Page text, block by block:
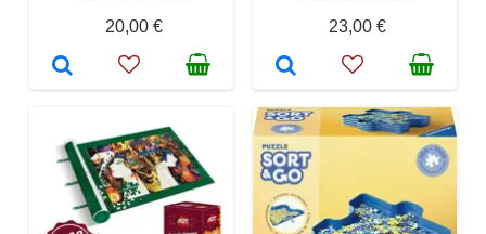
20,00 €
23,00 €